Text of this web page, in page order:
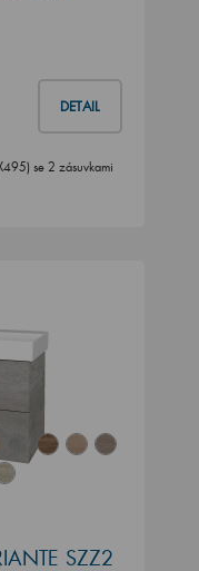
DETAIL
se 2 zásuvkami
SZZ2